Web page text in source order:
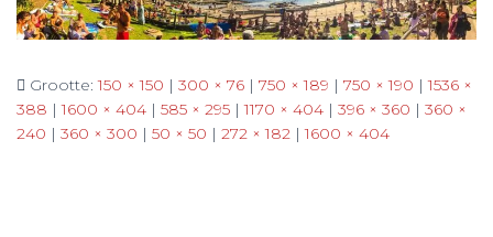
Grootte:150 × 150 | 300 × 76 | 750 × 189 | 750 × 190 | 1536 ×
388 | 1600 × 404 | 585 × 295 | 1170 × 404 | 396 × 360 | 360 ×
240 | 360 × 300 | 50 × 50 | 272 × 182 | 1600 × 404